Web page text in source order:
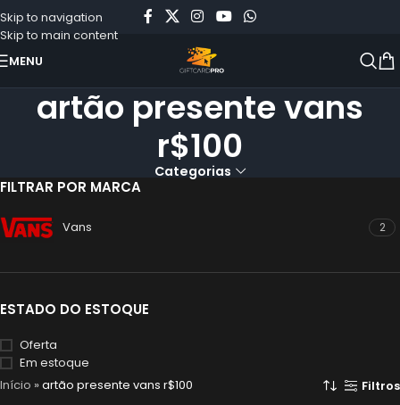
Skip to navigation
Skip to main content
MENU
artão presente vans
r$100
Categorias
FILTRAR POR MARCA
Vans 2
ESTADO DO ESTOQUE
Oferta
Em estoque
Início »artão presente vans r$100 Filtros